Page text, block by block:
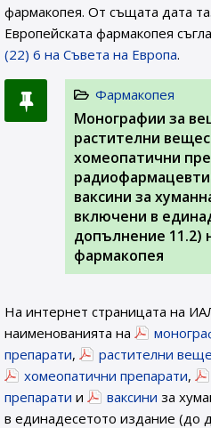
фармакопея. От същата дата
Европейската фармакопея
(22) 6 на Съвета на Европа.
Фармакопея
Монографии за
растителни
хомеопатични
ваксини за
включени в
допълнение 11.2)
фармакопея
На интернет страницата на
наименованията на
препарати, растителни
хомеопатични препарати,
препарати и ваксини за
в единадесетото издание (до